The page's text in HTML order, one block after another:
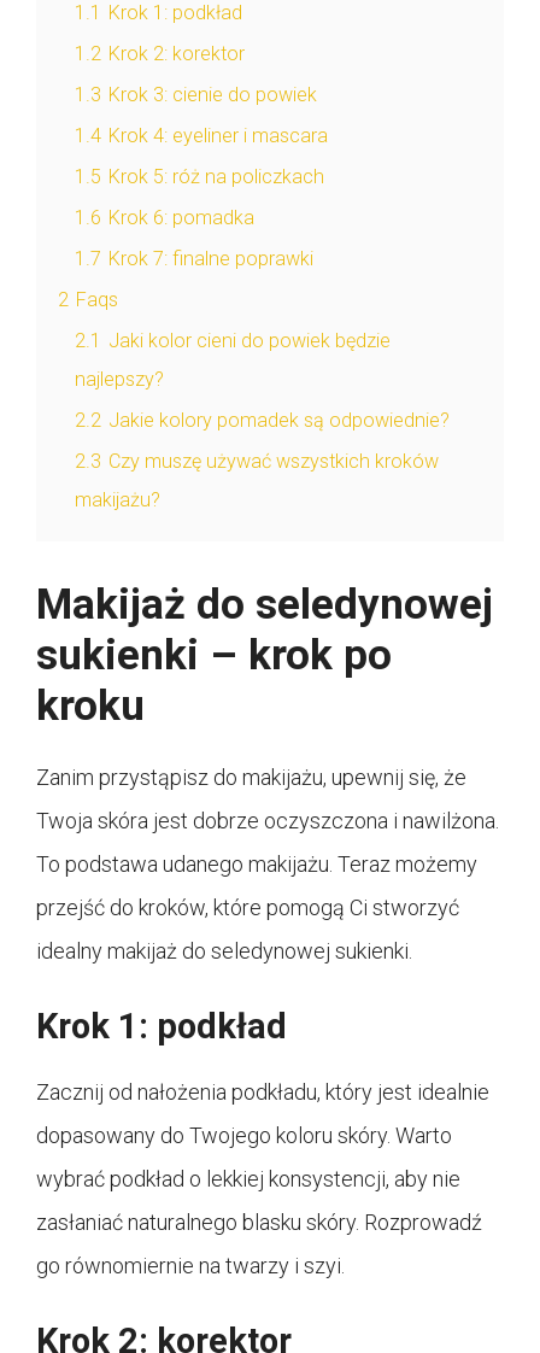
1.1
Krok 1: podkład
1.2 Krok 2: korektor
1.3 Krok 3: cienie do powiek
1.4 Krok 4: eyeliner i mascara
1.5 Krok 5: róż na policzkach
1.6 Krok 6: pomadka
1.7 Krok 7: finalne poprawki
2 Faqs
2.1 Jaki kolor cieni do powiek będzie
najlepszy?
2.2 Jakie kolory pomadek są odpowiednie?
2.3 Czy muszę używać wszystkich kroków
makijażu?
Makijaż do seledynowej
sukienki – krok po
kroku
Zanim przystąpisz do makijażu, upewnij się, że
Twoja skóra jest dobrze oczyszczona i nawilżona.
To podstawa udanego makijażu. Teraz możemy
przejść do kroków, które pomogą Ci stworzyć
idealny makijaż do seledynowej sukienki.
Krok 1: podkład
Zacznij od nałożenia podkładu, który jest idealnie
dopasowany do Twojego koloru skóry. Warto
wybrać podkład o lekkiej konsystencji, aby nie
zasłaniać naturalnego blasku skóry. Rozprowadź
go równomiernie na twarzy i szyi.
Krok 2: korektor